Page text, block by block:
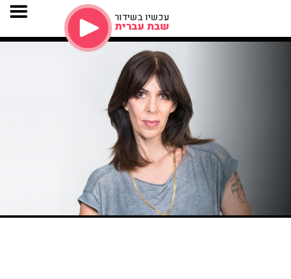
עכשיו בשידור
שבת עברית